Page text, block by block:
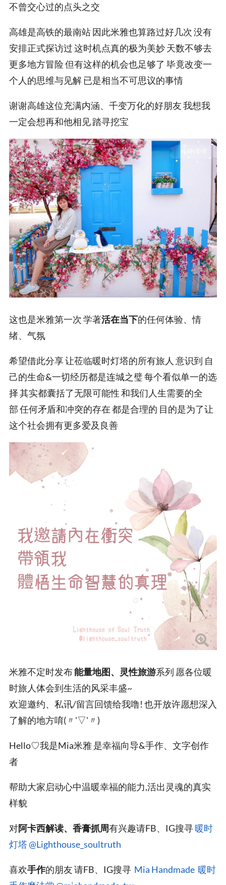
不曾交心过的点头之交
高雄是高铁的最南站 因此米雅也算路过好几次 没有
安排正式探访过 这时机点真的极为美妙 天数不够去
更多地方冒险 但有这样的机会也足够了 毕竟改变一
个人的思维与见解 已是相当不可思议的事情
谢谢高雄这位充满内涵、千变万化的好朋友 我想我
一定会想再和他相见 踏寻挖宝
这也是米雅第一次 学著活在当下的任何体验、情
绪、气氛
希望借此分享 让莅临暖时灯塔的所有旅人 意识到 自
己的生命&一切经历都是连城之璧 每个看似单一的选
择 其实都囊括了无限可能性 和我们人生需要的全
部 任何矛盾和冲突的存在 都是合理的 目的是为了让
这个社会拥有更多爱及良善
米雅不定时发布能量地图、灵性旅游系列 愿各位暖
时旅人体会到生活的风采丰盛~
欢迎邀约、私讯/留言回馈给我噜! 也开放许愿想深入
了解的地方唷(〃'▽'〃)
Hello♡我是Mia米雅 是幸福向导&手作、文字创作
者
帮助大家启动心中温暖幸福的能力,活出灵魂的真实
样貌
对阿卡西解读、香膏抓周有兴趣请FB、IG搜寻暖时
灯塔@Lighthouse_soultruth
喜欢手作的朋友 请FB、IG搜寻 Mia Handmade 暖时